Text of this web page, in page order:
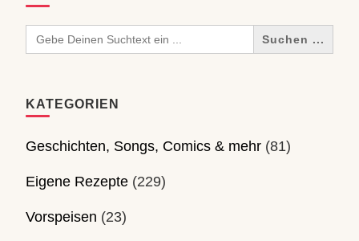
Search
for:
KATEGORIEN
Geschichten, Songs, Comics & mehr (81)
Eigene Rezepte (229)
Vorspeisen (23)